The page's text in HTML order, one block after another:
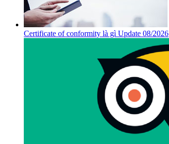
Certificate of conformity là gì Update 08/2026